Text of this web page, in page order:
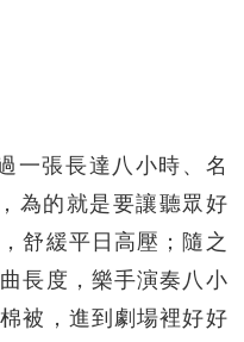
一張長達八小時、名
為的就是要讓聽眾好
舒緩平日高壓；隨之
長度，樂手演奏八小
被，進到劇場裡好好